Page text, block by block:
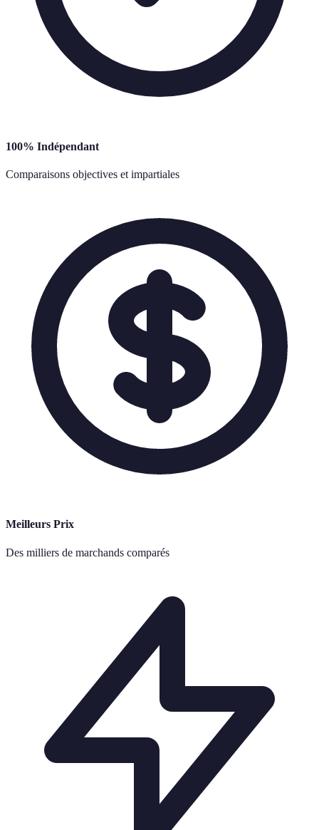
100% Indépendant
Comparaisons objectives et impartiales
Meilleurs Prix
Des milliers de marchands comparés